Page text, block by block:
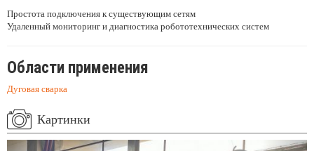
Простота подключения к существующим сетям
Удаленный мониторинг и диагностика робототехнических систем
Области применения
Дуговая сварка
Картинки